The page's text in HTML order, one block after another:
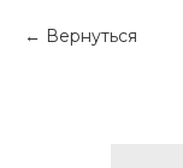
Вернуться